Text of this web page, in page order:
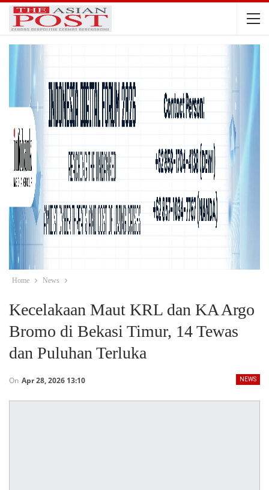
Home News
Kecelakaan Maut KRL dan KA Argo
Bromo di Bekasi Timur, 14 Tewas
dan Puluhan Terluka
NEWS
On Apr 28, 2026 13:10